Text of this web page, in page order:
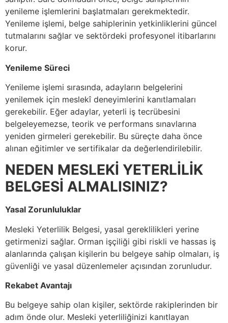
yenileme işlemlerini başlatmaları gerekmektedir.
Yenileme işlemi, belge sahiplerinin yetkinliklerini güncel
tutmalarını sağlar ve sektördeki profesyonel itibarlarını
korur.
Yenileme Süreci
Yenileme işlemi sırasında, adayların belgelerini
yenilemek için meslekî deneyimlerini kanıtlamaları
gerekebilir. Eğer adaylar, yeterli iş tecrübesini
belgeleyemezse, teorik ve performans sınavlarına
yeniden girmeleri gerekebilir. Bu süreçte daha önce
alınan eğitimler ve sertifikalar da değerlendirilebilir.
NEDEN MESLEKİ YETERLİLİK
BELGESİ ALMALISINIZ?
Yasal Zorunluluklar
Mesleki Yeterlilik Belgesi, yasal gereklilikleri yerine
getirmenizi sağlar. Orman işçiliği gibi riskli ve hassas iş
alanlarında çalışan kişilerin bu belgeye sahip olmaları, iş
güvenliği ve yasal düzenlemeler açısından zorunludur.
Rekabet Avantajı
Bu belgeye sahip olan kişiler, sektörde rakiplerinden bir
adım önde olur. Mesleki yeterliliğinizi kanıtlayan